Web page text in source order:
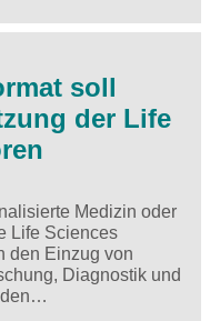
soll
der Life
Medizin oder
Life Sciences
den Einzug von
Diagnostik und